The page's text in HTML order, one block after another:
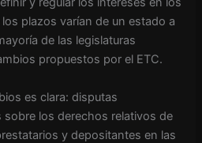
plazos varían de un estado a
de las legislaturas
propuestos por el ETC.
es clara: disputas
los derechos relativos de
y depositantes en las